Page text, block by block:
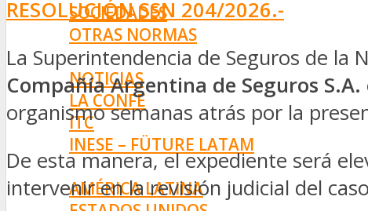
SOCIEDADES
OTRAS NORMAS
INNOVACIÓN
NOTICIAS
LA CONFE
ITC
INESE – FÜTURE LATAM
INTERNACIONALES
AMÉRICA LATINA
RESOLUCIÓN SSN 204/2026.-
La Superintendencia de Seguros de la
Compañía Argentina de Seguros S.A.
organismo semanas atrás por la
De esta manera, el expediente será
intervenir en la revisión judicial del